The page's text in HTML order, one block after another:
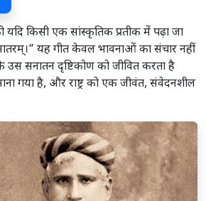
यदि किसी एक सांस्कृतिक प्रतीक में पढ़ा जा
यह गीत केवल भावनाओं का संचार नहीं
उस सनातन दृष्टिकोण को जीवित करता है
गया है, और राष्ट्र को एक जीवंत, संवेदनशील